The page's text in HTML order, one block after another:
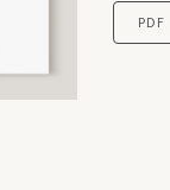
PDF